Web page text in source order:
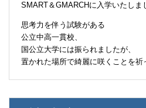
SMART＆GMARCHに入学いたしま
思考力を伴う試験がある
公立中高一貫校、
国公立大学には振られましたが、
置かれた場所で綺麗に咲くことを祈